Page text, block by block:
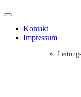
Kontakt
Impressum